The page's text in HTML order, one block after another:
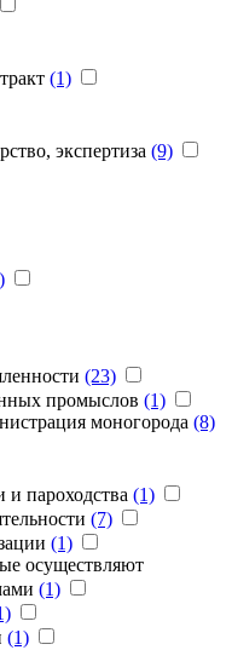
(1)
экспертиза (9)
(23)
промыслов (1)
моногорода (8)
пароходства (1)
(7)
(1)
осуществляют
(1)
(1)